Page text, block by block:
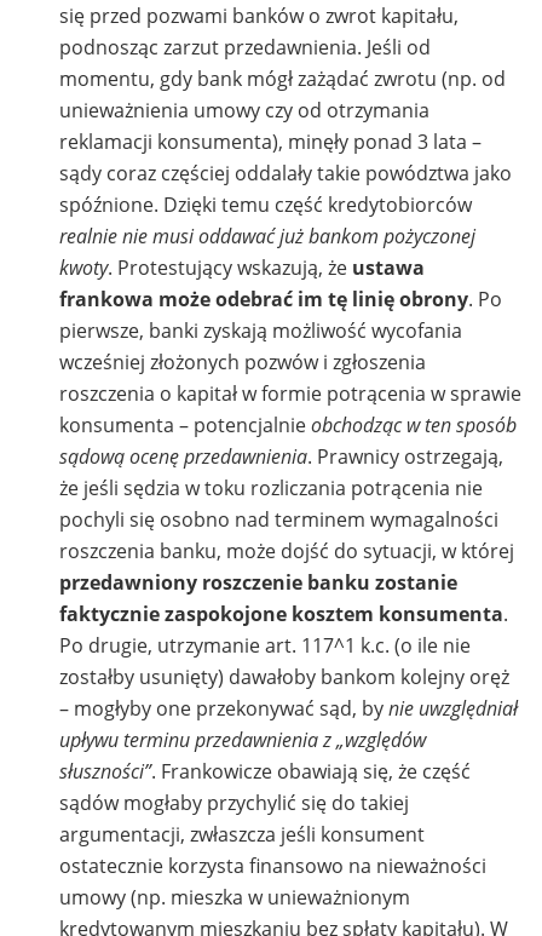
się przed pozwami banków o zwrot kapitału,
podnosząc zarzut przedawnienia. Jeśli od
momentu, gdy bank mógł zażądać zwrotu (np. od
unieważnienia umowy czy od otrzymania
reklamacji konsumenta), minęły ponad 3 lata –
sądy coraz częściej oddalały takie powództwa jako
spóźnione. Dzięki temu część kredytobiorców
realnie nie musi oddawać już bankom pożyczonej
kwoty. Protestujący wskazują, że ustawa
frankowa może odebrać im tę linię obrony. Po
pierwsze, banki zyskają możliwość wycofania
wcześniej złożonych pozwów i zgłoszenia
roszczenia o kapitał w formie potrącenia w sprawie
konsumenta – potencjalnieobchodząc w ten sposób
sądową ocenę przedawnienia. Prawnicy ostrzegają,
że jeśli sędzia w toku rozliczania potrącenia nie
pochyli się osobno nad terminem wymagalności
roszczenia banku, może dojść do sytuacji, w której
przedawniony roszczenie banku zostanie
faktycznie zaspokojone kosztem konsumenta.
Po drugie, utrzymanie art. 117^1 k.c. (o ile nie
zostałby usunięty) dawałoby bankom kolejny oręż
– mogłyby one przekonywać sąd, bynie uwzględniał
upływu terminu przedawnienia z „względów
słuszności”. Frankowicze obawiają się, że część
sądów mogłaby przychylić się do takiej
argumentacji, zwłaszcza jeśli konsument
ostatecznie korzysta finansowo na nieważności
umowy (np. mieszka w unieważnionym
kredytowanym mieszkaniu bez spłaty kapitału). W